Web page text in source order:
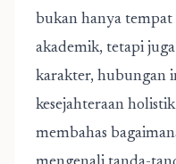
bukan hanya
akademik, tetapi
karakter, hubungan
kesejahteraan
membahas